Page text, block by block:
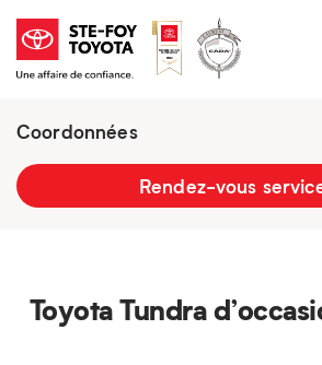
Coordonnées
Présentement ouvert jusqu'à 21h
Rendez-vous
Toyota Tundra